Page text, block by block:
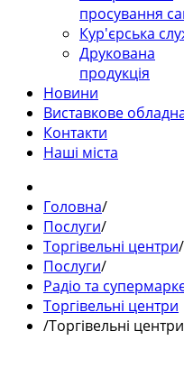
просування
Кур'єрська
Друкована
продукція
Новини
Виставкове
Контакти
Наші міста
Головна/
Послуги/
Торгівельні центри/
Послуги/
Радіо та
Торгівельні центри
/Торгівельні